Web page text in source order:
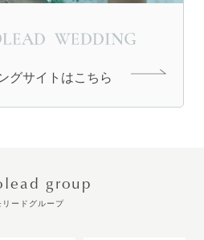
グサイトはこちら
group
リードグループ